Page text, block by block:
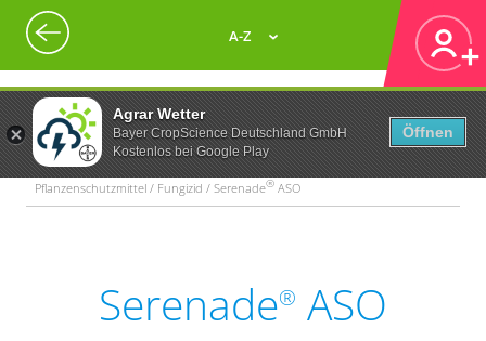
Agrar Wetter
Bayer CropScience Deutschland GmbH
Kostenlos bei Google Play
Öffnen
A-Z
Pflanzenschutzmittel / Fungizid / Serenade® ASO
Serenade® ASO